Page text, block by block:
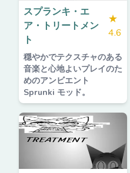
スプランキ・エ
ア・トリートメン
ト
★
4.6
穏やかでテクスチャのある
音楽と心地よいプレイのた
めのアンビエント
Sprunki モッド。